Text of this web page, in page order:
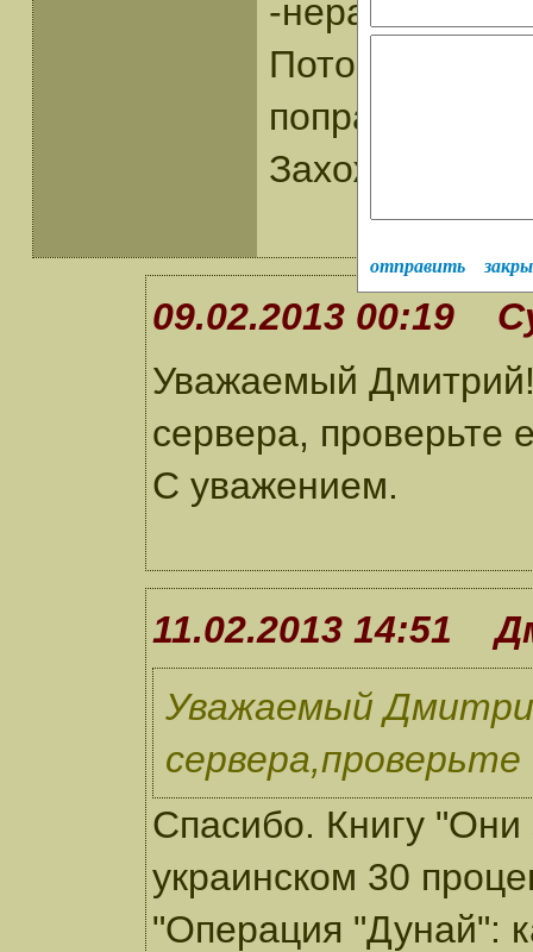
отправить
-нерабочая!
Потому
поправить?
Захожу из
09.02.2013 00:19
Уважаемый
сервера, проверьте
С уважением.
11.02.2013 14:51
Уважаемый
Спасибо. Книгу
украинском 30
"Операция "Дунай":